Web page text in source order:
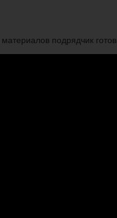
подрядчик